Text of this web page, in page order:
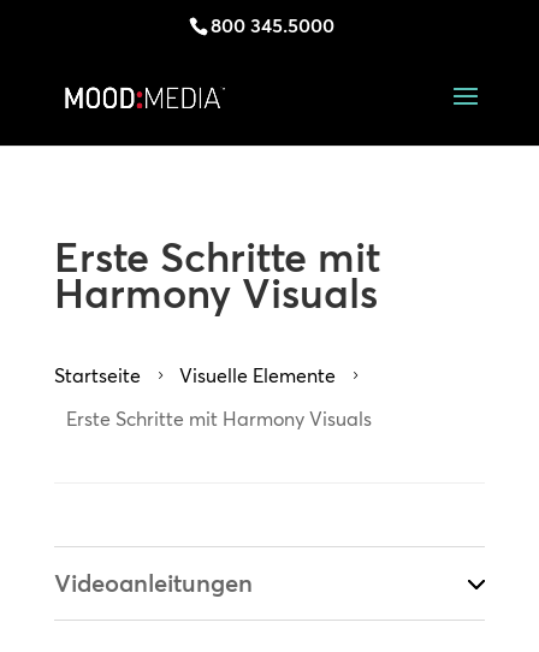
800 345.5000
Erste Schritte mit
Harmony Visuals
Startseite 5 Visuelle Elemente 5
Erste Schritte mit Harmony Visuals
Videoanleitungen